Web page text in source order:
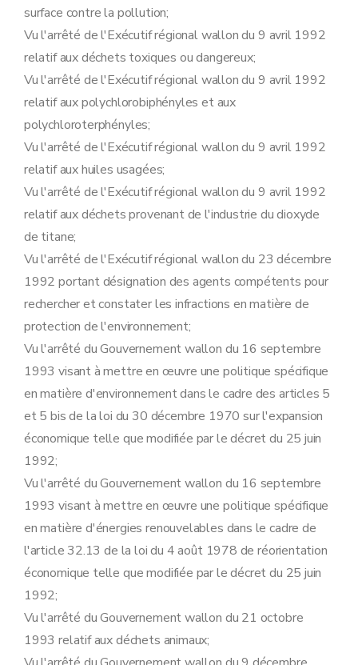
Sous-section 2
Art. 80
Art. 81
Art. 82
Sous-section 3 Modalités de libération de la sûreté
Art. 83
Art. 84
Sous-section 4
Art. 85
Art. 86
Section 6 Procédure de prolongation de la durée de validité d'un permis d'environnement accordé pour un établissement temporaire visée à l'article 52 du décret
Art. 87
Art. 88
Art. 89
Section
Art.
Art.89ter
Art.89quater
Section 6ter Cession
Art. 89quinquies
Section 7 Mesures de police administrative
Sous-section première
Art.90
Art.91
Art. 93
Art. 94
Sous-section 2 (Modalités de la procédure visée aux articles 65, §1
Art. 95quater
Art. 95quinquies
Art. 95sexies
Art. 95septies
Art. 95octies
Art. 95
Art. 95decies
Art. 96
Art. 97
Sous-section 2 bis
Modalités du réexamen et de la modification des conditions particulières des autorisations de certains établissements.
Art. 97bis
surface contre la pollution;
Vu l'arrêté de l'Exécutif régional wallon du 9 avril 1992
relatif aux déchets toxiques ou dangereux;
Vu l'arrêté de l'Exécutif régional wallon du 9 avril 1992
relatif aux polychlorobiphényles et aux
polychloroterphényles;
Vu l'arrêté de l'Exécutif régional wallon du 9 avril 1992
relatif aux huiles usagées;
Vu l'arrêté de l'Exécutif régional wallon du 9 avril 1992
relatif aux déchets provenant de l'industrie du dioxyde
de titane;
Vu l'arrêté de l'Exécutif régional wallon du 23 décembre
1992 portant désignation des agents compétents pour
rechercher et constater les infractions en matière de
protection de l'environnement;
Vu l'arrêté du Gouvernement wallon du 16 septembre
1993 visant à mettre en œuvre une politique spécifique
en matière d'environnement dans le cadre des articles 5
et 5 bis de la loi du 30 décembre 1970 sur l'expansion
économique telle que modifiée par le décret du 25 juin
1992;
Vu l'arrêté du Gouvernement wallon du 16 septembre
1993 visant à mettre en œuvre une politique spécifique
en matière d'énergies renouvelables dans le cadre de
l'article 32.13 de la loi du 4 août 1978 de réorientation
économique telle que modifiée par le décret du 25 juin
1992;
Vu l'arrêté du Gouvernement wallon du 21 octobre
1993 relatif aux déchets animaux;